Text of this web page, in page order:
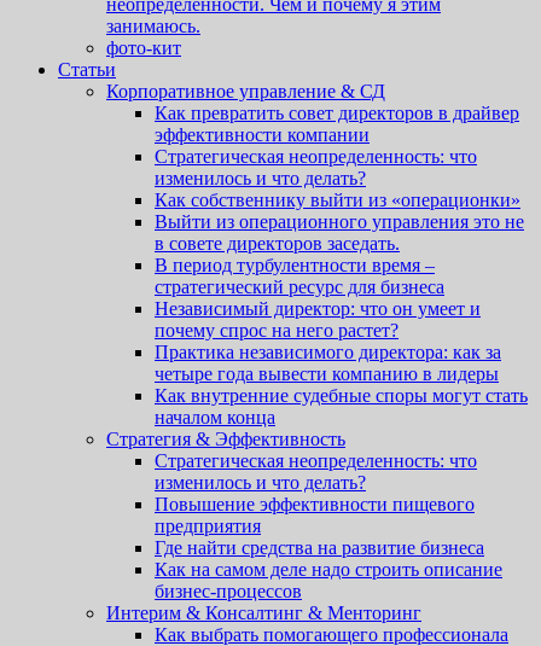
занимаюсь.
фото-кит
Статьи
Корпоративное управление & СД
Как превратить совет директоров в драйвер
эффективности компании
Стратегическая неопределенность: что
изменилось и что делать?
Как собственнику выйти из «операционки»
Выйти из операционного управления это не
в совете директоров заседать.
В период турбулентности время –
стратегический ресурс для бизнеса
Независимый директор: что он умеет и
почему спрос на него растет?
Практика независимого директора: как за
четыре года вывести компанию в лидеры
Как внутренние судебные споры могут стать
началом конца
Стратегия & Эффективность
Стратегическая неопределенность: что
изменилось и что делать?
Повышение эффективности пищевого
предприятия
Где найти средства на развитие бизнеса
Как на самом деле надо строить описание
бизнес-процессов
Интерим & Консалтинг & Менторинг
Как выбрать помогающего профессионала